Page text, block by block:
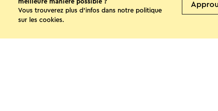
Vous trouverez plus d’infos dans notre politique
sur les cookies.